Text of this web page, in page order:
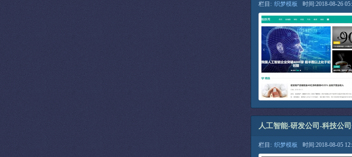
栏目: 织梦模板 时间:2018-08-26
人工智能-研发公司-科技公
栏目: 织梦模板 时间:2018-08-05